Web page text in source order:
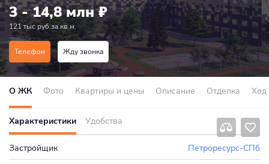
3 - 14,8 млн₽
121 тыс руб.за кв.м.
Телефон Жду звонка
О ЖК Фото Квартиры и цены Описание Отделка Ход
Характеристики Удобства
Застройщик
Петроресурс-СПб